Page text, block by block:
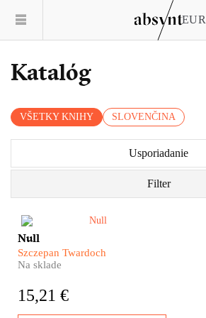
EUR
Katalóg
VŠETKY KNIHY SLOVENČINA
Usporiadanie
Filter
​Nultá línia. To je miesto, kde
umiera už aj nádej. Kde sa
pozeráš vojne rovno do očí.
žije. Kdesi medzi lepkavým
Null
Szczepan Twardoch
Na sklade
15,21 €